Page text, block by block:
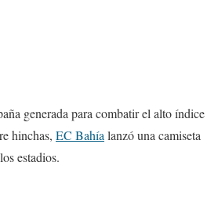
generada para combatir el alto índice
hinchas, EC Bahía lanzó una camiseta
estadios.